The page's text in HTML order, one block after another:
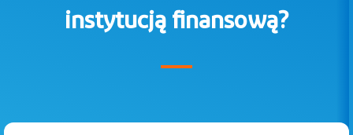
Instytucje finansowe
instytucją finansową?